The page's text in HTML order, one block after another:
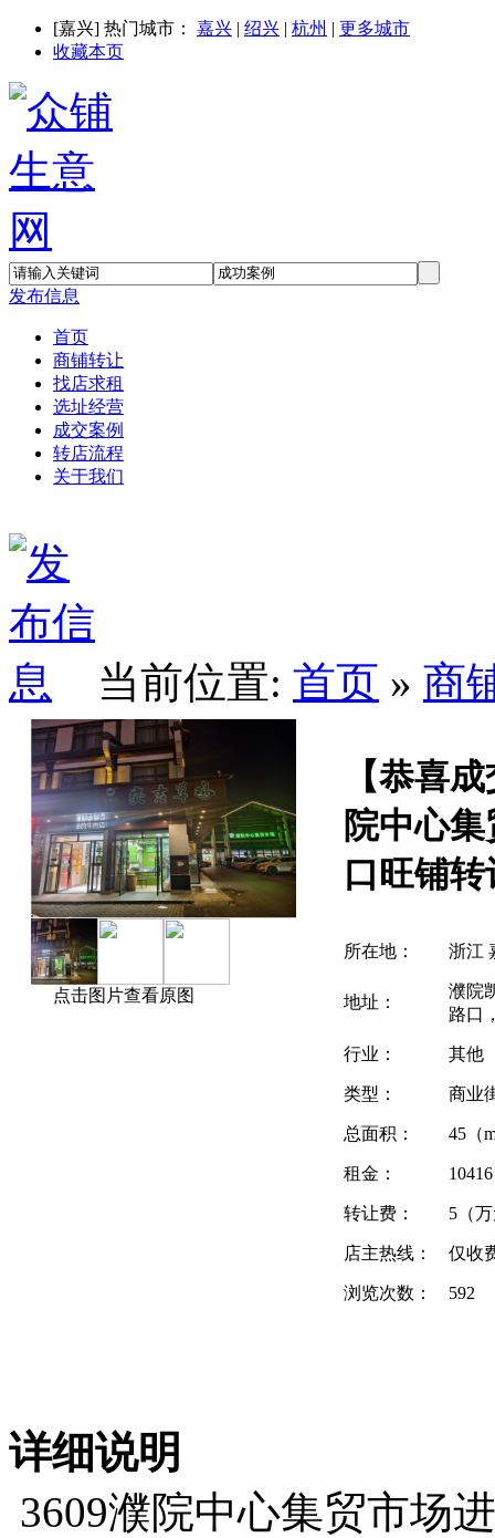
[嘉兴] 热门城市： 嘉兴 | 绍兴 | 杭州 | 更多城市
收藏本页
发布信息
首页
商铺转让
找店求租
选址经营
成交案例
转店流程
关于我们
当前位置: 首页 » 商
点击图片查看原图
【恭喜
院中心
口旺铺转
所在地： 浙江
地址：
濮院
路口
行业： 其他
类型： 商业
总面积： 45（
租金：
转让费： 5（
店主热线： 仅收
浏览次数： 592
详细说明
3609濮院中心集贸市场